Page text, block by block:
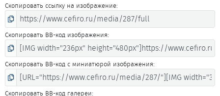
Скопировать ссылку на изображение
Скопировать BB-код изображения
Скопировать BB-код с миниатюрой изображения
Скопировать BB-код галереи